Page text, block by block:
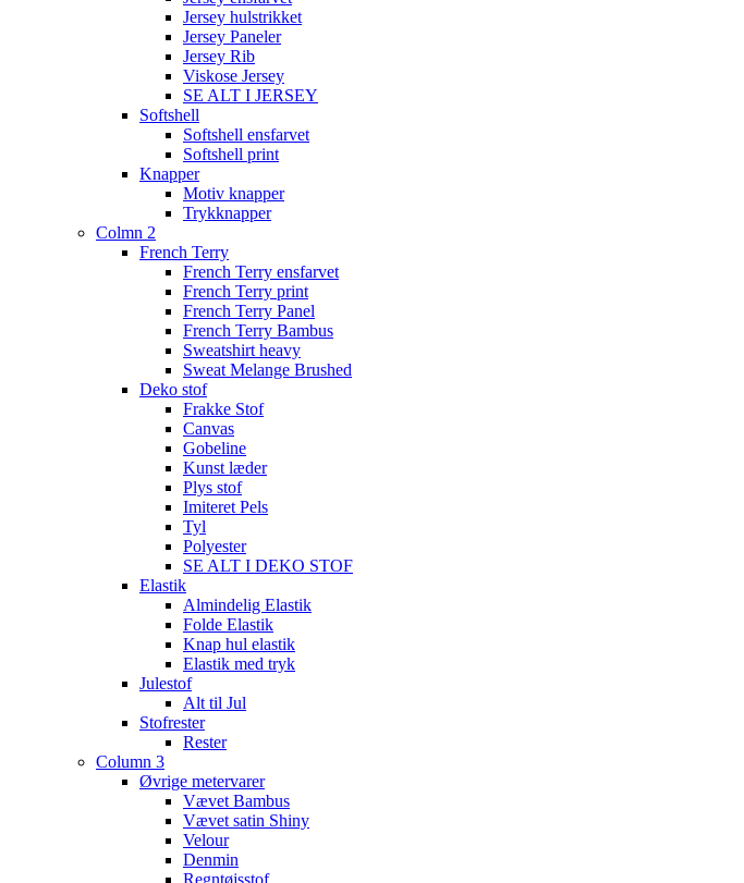
Jersey hulstrikket
Jersey Paneler
Jersey Rib
Viskose Jersey
SE ALT I JERSEY
Softshell
Softshell ensfarvet
Softshell print
Knapper
Motiv knapper
Trykknapper
Colmn 2
French Terry
French Terry ensfarvet
French Terry print
French Terry Panel
French Terry Bambus
Sweatshirt heavy
Sweat Melange Brushed
Deko stof
Frakke Stof
Canvas
Gobeline
Kunst læder
Plys stof
Imiteret Pels
Tyl
Polyester
SE ALT I DEKO STOF
Elastik
Almindelig Elastik
Folde Elastik
Knap hul elastik
Elastik med tryk
Julestof
Alt til Jul
Stofrester
Rester
Column 3
Øvrige metervarer
Vævet Bambus
Vævet satin Shiny
Velour
Denmin
Regntøjsstof